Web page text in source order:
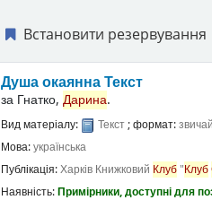
Встановити резервування
Душа окаяннаТекст
за Гнатко, Дарина.
Вид матеріалу: Текст; формат:
Мова:українська
Публікація:Харків Книжковий Клуб"Клуб
Наявність:Примірники, доступні для